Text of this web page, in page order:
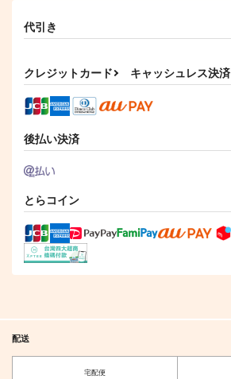
944円 （税込）
サンプル
作品詳細
サンプル
cochatea
いわし運転
代引き
クレジットカード キャッシュレス決済
後払い決済
とらコイン
配送
宅配便